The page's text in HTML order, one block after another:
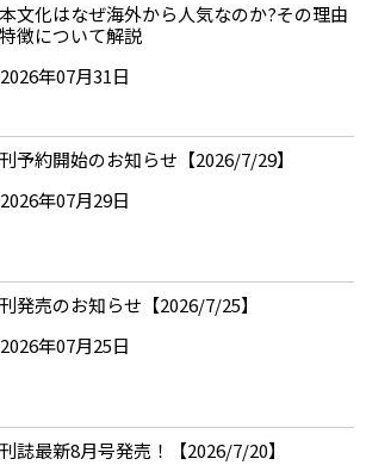
文化はなぜ海外から人気なのか?その理由
徴について解説
2026年07月31日
予約開始のお知らせ【2026/7/29】
2026年07月29日
発売のお知らせ【2026/7/25】
2026年07月25日
誌最新8月号発売！【2026/7/20】